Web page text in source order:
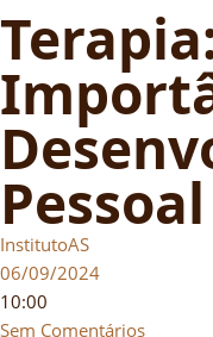
Pessoal
InstitutoAS
06/09/2024
10:00
Sem Comentários